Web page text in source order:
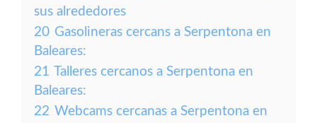
sus alrededores
20 Gasolineras cercans a Serpentona en
Baleares:
21 Talleres cercanos a Serpentona en
Baleares:
22 Webcams cercanas a Serpentona en